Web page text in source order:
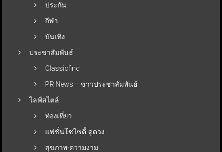
ประกัน
กีฬา
บันเทิง
ประชาสัมพันธ์
Classicfind
PR News – ข่าวประชาสัมพันธ์
ไลฟ์สไตล์
ท่องเที่ยว
แฟชั่นโซไซตี้-ดูดวง
สุขภาพ-ความงาม